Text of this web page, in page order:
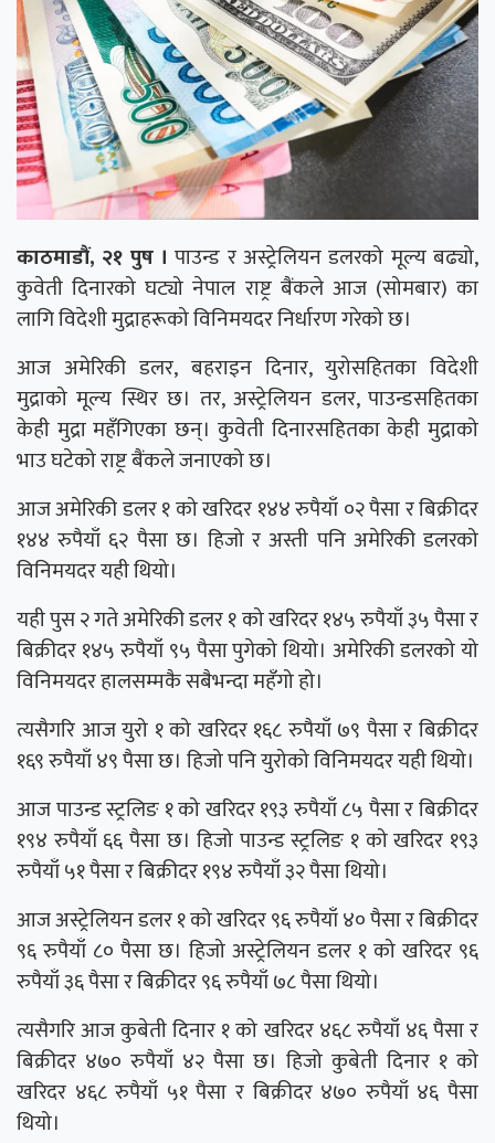
काठमाडौं, २१ पुष । पाउन्ड र अस्ट्रेलियन डलरको मूल्य बढ्यो,
कुवेती दिनारको घट्यो नेपाल राष्ट्र बैंकले आज (सोमबार) का
लागि विदेशी मुद्राहरूको विनिमयदर निर्धारण गरेको छ।
आज अमेरिकी डलर, बहराइन दिनार, युरोसहितका विदेशी
मुद्राको मूल्य स्थिर छ। तर, अस्ट्रेलियन डलर, पाउन्डसहितका
केही मुद्रा महँगिएका छन्। कुवेती दिनारसहितका केही मुद्राको
भाउ घटेको राष्ट्र बैंकले जनाएको छ।
आज अमेरिकी डलर १ को खरिदर १४४ रुपैयाँ ०२ पैसा र बिक्रीदर
१४४ रुपैयाँ ६२ पैसा छ। हिजो र अस्ती पनि अमेरिकी डलरको
विनिमयदर यही थियो।
यही पुस २ गते अमेरिकी डलर १ को खरिदर १४५ रुपैयाँ ३५ पैसा र
बिक्रीदर १४५ रुपैयाँ ९५ पैसा पुगेको थियो। अमेरिकी डलरको यो
विनिमयदर हालसम्मकै सबैभन्दा महँगो हो।
त्यसैगरि आज युरो १ को खरिदर १६८ रुपैयाँ ७९ पैसा र बिक्रीदर
१६९ रुपैयाँ ४९ पैसा छ। हिजो पनि युरोको विनिमयदर यही थियो।
आज पाउन्ड स्ट्रलिङ १ को खरिदर १९३ रुपैयाँ ८५ पैसा र बिक्रीदर
१९४ रुपैयाँ ६६ पैसा छ। हिजो पाउन्ड स्ट्रलिङ १ को खरिदर १९३
रुपैयाँ ५१ पैसा र बिक्रीदर १९४ रुपैयाँ ३२ पैसा थियो।
आज अस्ट्रेलियन डलर १ को खरिदर ९६ रुपैयाँ ४० पैसा र बिक्रीदर
९६ रुपैयाँ ८० पैसा छ। हिजो अस्ट्रेलियन डलर १ को खरिदर ९६
रुपैयाँ ३६ पैसा र बिक्रीदर ९६ रुपैयाँ ७८ पैसा थियो।
त्यसैगरि आज कुबेती दिनार १ को खरिदर ४६८ रुपैयाँ ४६ पैसा र
बिक्रीदर ४७० रुपैयाँ ४२ पैसा छ। हिजो कुबेती दिनार १ को
खरिदर ४६८ रुपैयाँ ५१ पैसा र बिक्रीदर ४७० रुपैयाँ ४६ पैसा
थियो।